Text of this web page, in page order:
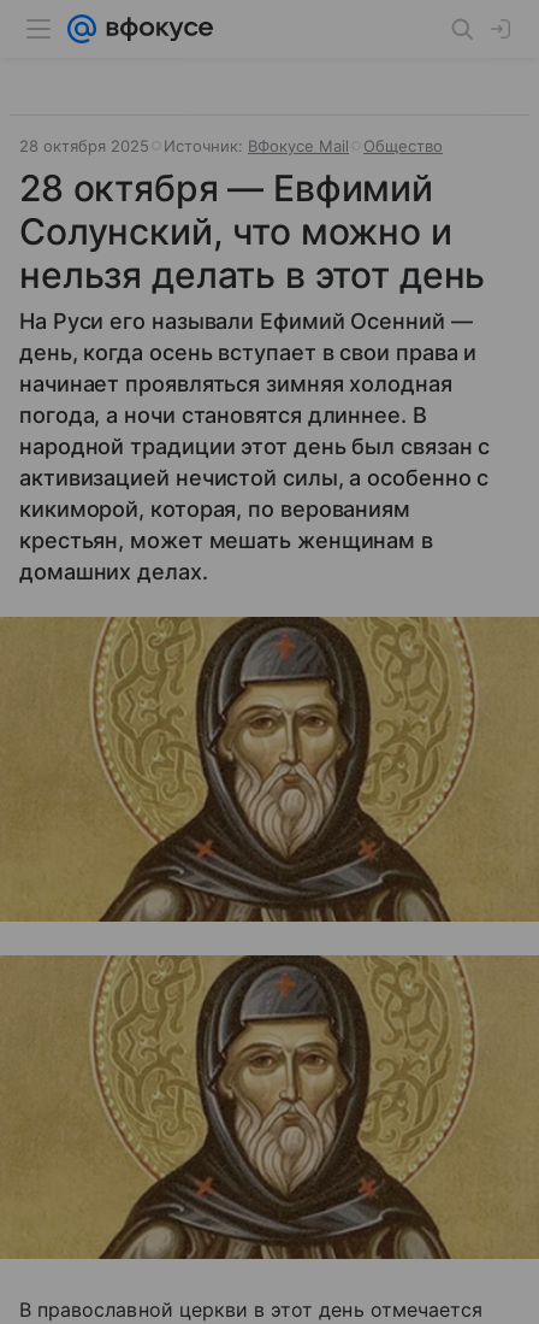
28 октября 2025 Источник: ВФокусе Mail Общество
28 октября — Евфимий
Солунский, что можно и
нельзя делать в этот день
На Руси его называли Ефимий Осенний —
день, когда осень вступает в свои права и
начинает проявляться зимняя холодная
погода, а ночи становятся длиннее. В
народной традиции этот день был связан с
активизацией нечистой силы, а особенно с
кикиморой, которая, по верованиям
крестьян, может мешать женщинам в
домашних делах.
В православной церкви в этот день отмечается